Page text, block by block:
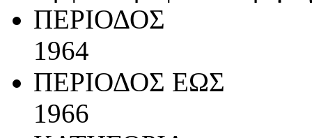
ΠΕΡΙΟΔΟΣ
1964
ΠΕΡΙΟΔΟΣ ΕΩΣ
1966